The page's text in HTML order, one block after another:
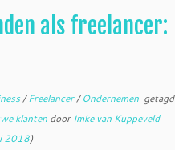
als freelancer:
/Freelancer/Ondernemen getagd
klanten door Imke van Kuppeveld
2018)